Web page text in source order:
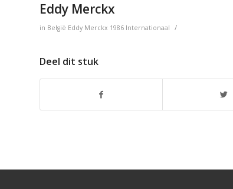
Eddy Merckx
in België Eddy Merckx 1986 Internationaal /
Deel dit stuk